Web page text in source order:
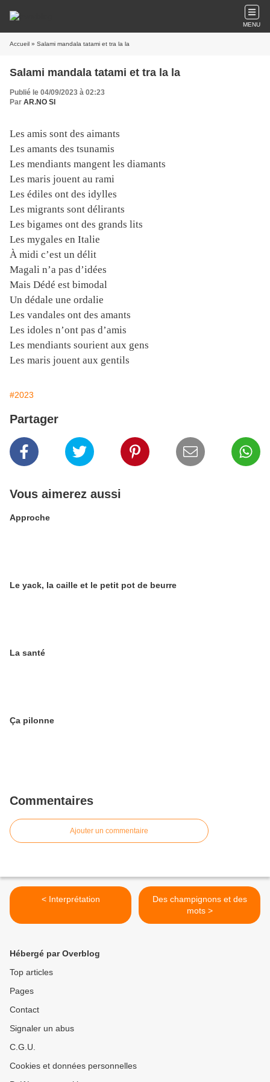
MENU
Accueil » Salami mandala tatami et tra la la
Salami mandala tatami et tra la la
Publié le 04/09/2023 à 02:23
Par AR.NO SI
Les amis sont des aimants
Les amants des tsunamis
Les mendiants mangent les diamants
Les maris jouent au rami
Les édiles ont des idylles
Les migrants sont délirants
Les bigames ont des grands lits
Les mygales en Italie
À midi c’est un délit
Magali n’a pas d’idées
Mais Dédé est bimodal
Un dédale une ordalie
Les vandales ont des amants
Les idoles n’ont pas d’amis
Les mendiants sourient aux gens
Les maris jouent aux gentils
#2023
Partager
Vous aimerez aussi
Approche
Le yack, la caille et le petit pot de beurre
La santé
Ça pilonne
Commentaires
Ajouter un commentaire
< Interprétation
Des champignons et des
mots >
Hébergé par Overblog
Top articles
Pages
Contact
Signaler un abus
C.G.U.
Cookies et données personnelles